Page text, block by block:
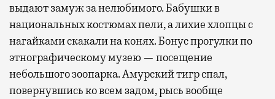
выдают замуж за нелюбимого. Бабушки в
национальных костюмах пели, а лихие хлопцы с
нагайками скакали на конях. Бонус прогулки по
этнографическому музею — посещение
небольшого зоопарка. Амурский тигр спал,
повернувшись ко всем задом, рысь вообще